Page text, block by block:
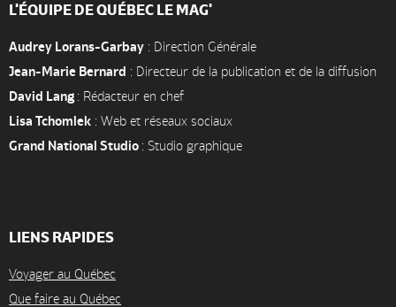
L'ÉQUIPE DE QUÉBEC LE MAG'
Audrey Lorans-Garbay : Direction Générale
Jean-Marie Bernard : Directeur de la publication et de la diffusion
David Lang : Rédacteur en chef
Lisa Tchomlek : Web et réseaux sociaux
Grand National Studio : Studio graphique
LIENS RAPIDES
Voyager au Québec
Que faire au Québec